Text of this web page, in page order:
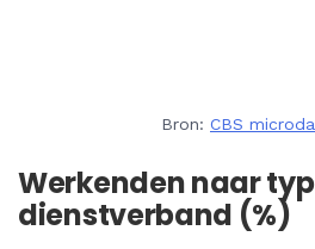
Bron: CBS
Werkenden naar
dienstverband (%)